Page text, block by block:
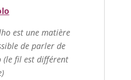
est une matière
de parler de
fil est différent